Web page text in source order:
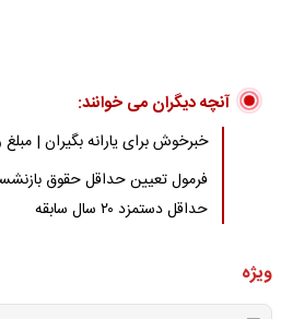
آنچه دیگران می خوانند:
خبرخوش برای یارانه بگیران | مبلغ وام یارانه 2
فرمول تعیین حداقل حقوق
حداقل دستمزد ۲۰ سال سابقه
ویژه